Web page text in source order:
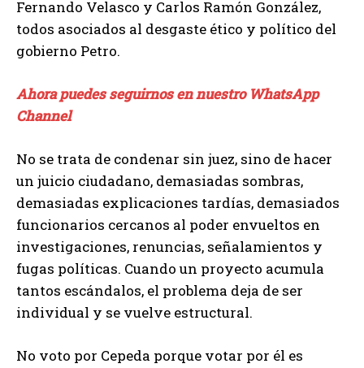
Fernando Velasco y Carlos Ramón González,
todos asociados al desgaste ético y político del
gobierno Petro.
Ahora puedes seguirnos en nuestro WhatsApp
Channel
No se trata de condenar sin juez, sino de hacer
un juicio ciudadano, demasiadas sombras,
demasiadas explicaciones tardías, demasiados
funcionarios cercanos al poder envueltos en
investigaciones, renuncias, señalamientos y
fugas políticas. Cuando un proyecto acumula
tantos escándalos, el problema deja de ser
individual y se vuelve estructural.
No voto por Cepeda porque votar por él es